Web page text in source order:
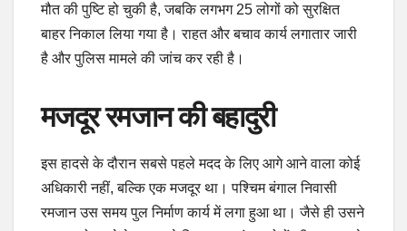
मौत की पुष्टि हो चुकी है, जबकि लगभग 25 लोगों को सुरक्षित
बाहर निकाल लिया गया है। राहत और बचाव कार्य लगातार जारी
है और पुलिस मामले की जांच कर रही है।
मजदूर रमजान की बहादुरी
इस हादसे के दौरान सबसे पहले मदद के लिए आगे आने वाला कोई
अधिकारी नहीं, बल्कि एक मजदूर था। पश्चिम बंगाल निवासी
रमजान उस समय पुल निर्माण कार्य में लगा हुआ था। जैसे ही उसने